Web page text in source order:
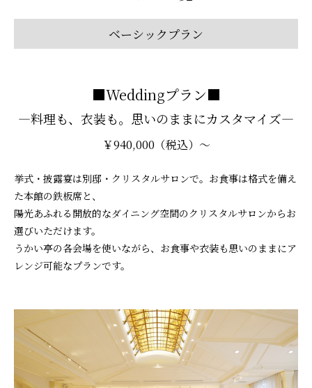
ベーシックプラン
■Weddingプラン■
―料理も、衣装も。思いのままにカスタマイズ―
￥940,000（税込）～
挙式・披露宴は別邸・クリスタルサロンで。お食事は格式を備え
た本館の鉄板席と、
陽光あふれる開放的なダイニング空間のクリスタルサロンからお
選びいただけます。
うかい亭の各会場を使いながら、お食事や衣装も思いのままにア
レンジ可能なプランです。